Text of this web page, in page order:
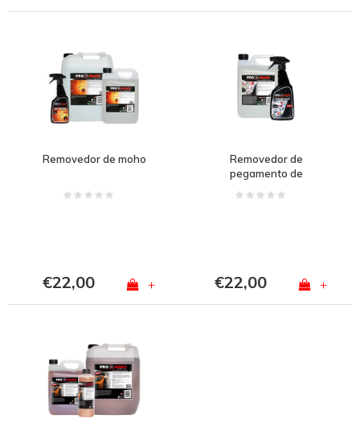
Removedor de moho
€22,00 +
Removedor de
pegamento de
€22,00 +